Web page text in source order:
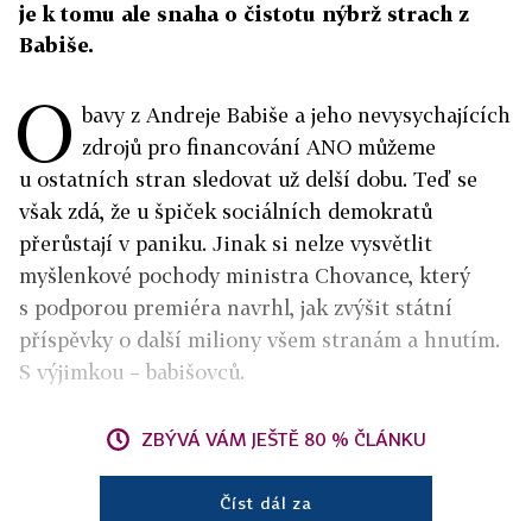
je k tomu ale snaha o čistotu nýbrž strach z
Babiše.
O bavy z Andreje Babiše a jeho nevysychajících
zdrojů pro financování ANO můžeme
u ostatních stran sledovat už delší dobu. Teď se
však zdá, že u špiček sociálních demokratů
přerůstají v paniku. Jinak si nelze vysvětlit
myšlenkové pochody ministra Chovance, který
s podporou premiéra navrhl, jak zvýšit státní
příspěvky o další miliony všem stranám a hnutím.
S výjimkou – babišovců.
ZBÝVÁ VÁM JEŠTĚ 80 % ČLÁNKU
Číst dál za